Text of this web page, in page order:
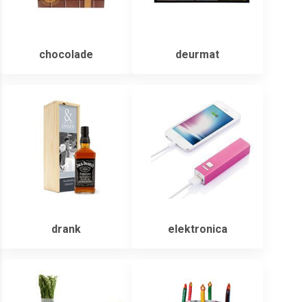
chocolade deurmat
drank elektronica